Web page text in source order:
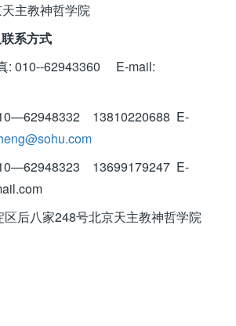
主教神哲学院
系方式
: 010--62943360 E-mail:
13810220688 E-
13699179247 E-
后八家248号北京天主教神哲学院